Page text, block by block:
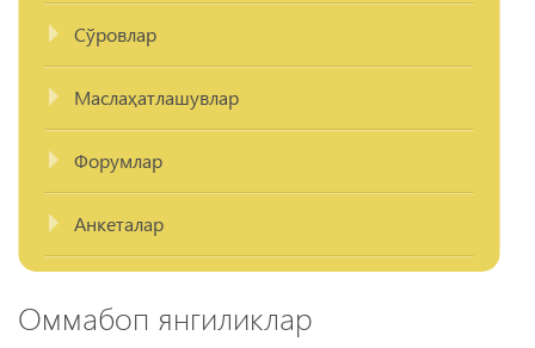
Сўровлар
Маслаҳатлашувлар
Форумлар
Анкеталар
Оммабоп янгиликлар